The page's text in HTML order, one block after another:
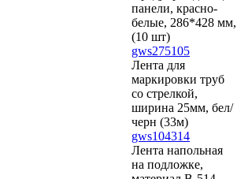
панели, красно-
белые, 286*428 мм,
(10 шт)
gws275105
Лента для
маркировки труб
со стрелкой,
ширина 25мм, бел/
черн (33м)
gws104314
Лента напольная
на подложке,